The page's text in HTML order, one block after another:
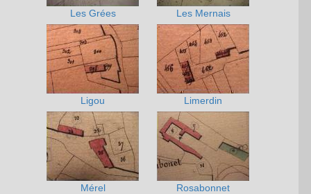
Les Grées Les Mernais
Ligou Limerdin
Mérel Rosabonnet